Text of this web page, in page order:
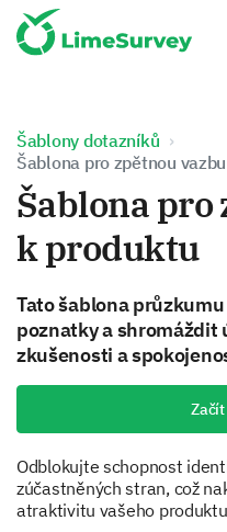
Šablony dotazníků
Šablona pro zpětnou
Šablona pro
k produktu
Tato šablona
poznatky a shromáždit
zkušenosti a
Začít
Odblokujte schopnost
zúčastněných stran, což
atraktivitu vašeho